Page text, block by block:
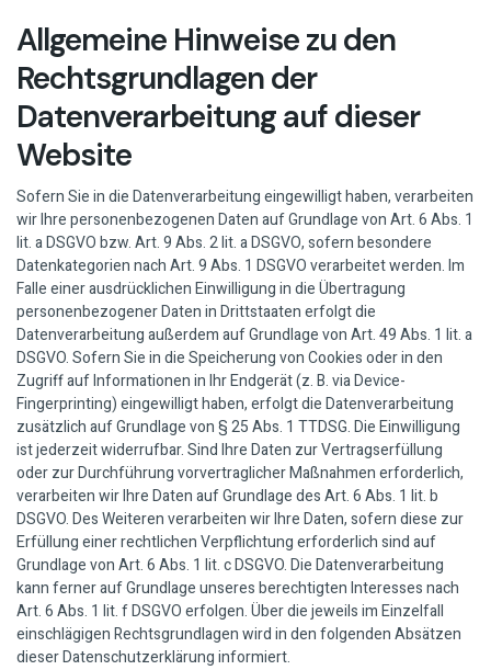
Allgemeine Hinweise zu den
Rechtsgrundlagen der
Datenverarbeitung auf dieser
Website
Sofern Sie in die Datenverarbeitung eingewilligt haben, verarbeiten
wir Ihre personenbezogenen Daten auf Grundlage von Art. 6 Abs. 1
lit. a DSGVO bzw. Art. 9 Abs. 2 lit. a DSGVO, sofern besondere
Datenkategorien nach Art. 9 Abs. 1 DSGVO verarbeitet werden. Im
Falle einer ausdrücklichen Einwilligung in die Übertragung
personenbezogener Daten in Drittstaaten erfolgt die
Datenverarbeitung außerdem auf Grundlage von Art. 49 Abs. 1 lit. a
DSGVO. Sofern Sie in die Speicherung von Cookies oder in den
Zugriff auf Informationen in Ihr Endgerät (z. B. via Device-
Fingerprinting) eingewilligt haben, erfolgt die Datenverarbeitung
zusätzlich auf Grundlage von § 25 Abs. 1 TTDSG. Die Einwilligung
ist jederzeit widerrufbar. Sind Ihre Daten zur Vertragserfüllung
oder zur Durchführung vorvertraglicher Maßnahmen erforderlich,
verarbeiten wir Ihre Daten auf Grundlage des Art. 6 Abs. 1 lit. b
DSGVO. Des Weiteren verarbeiten wir Ihre Daten, sofern diese zur
Erfüllung einer rechtlichen Verpflichtung erforderlich sind auf
Grundlage von Art. 6 Abs. 1 lit. c DSGVO. Die Datenverarbeitung
kann ferner auf Grundlage unseres berechtigten Interesses nach
Art. 6 Abs. 1 lit. f DSGVO erfolgen. Über die jeweils im Einzelfall
einschlägigen Rechtsgrundlagen wird in den folgenden Absätzen
dieser Datenschutzerklärung informiert.